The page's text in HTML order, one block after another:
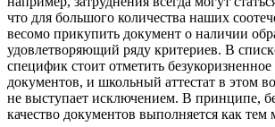
что для большого количества наших
весомо прикупить документ о наличии
удовлетворяющий ряду критериев. В
специфик стоит отметить безукоризненное
документов, и школьный аттестат в этом
не выступает исключением. В принципе,
качество документов выполняется как